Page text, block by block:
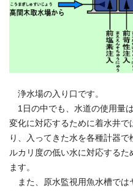
浄水場の入り口です。
1日の中でも、水道の使用量
変化に対応するために着水井
り、入ってきた水を各種計器
ルカリ度の低い水に対応する
ます。
また、原水監視用魚水槽では